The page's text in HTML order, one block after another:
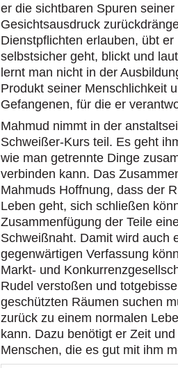
er die sichtbaren Spuren
Gesichtsausdruck
Dienstpflichten erlauben, übt
selbstsicher geht, blickt und
lernt man nicht in der
Produkt seiner Menschlichkeit
Gefangenen, für die er
Mahmud nimmt in der
Schweißer-Kurs teil. Es geht
wie man getrennte Dinge
verbinden kann. Das
Mahmuds Hoffnung, dass der
Leben geht, sich schließen
Zusammenfügung der Teile
Schweißnaht. Damit wird auch
gegenwärtigen Verfassung
Markt- und
Rudel verstoßen und
geschützten Räumen suchen
zurück zu einem normalen
kann. Dazu benötigt er Zeit
Menschen, die es gut mit ihm